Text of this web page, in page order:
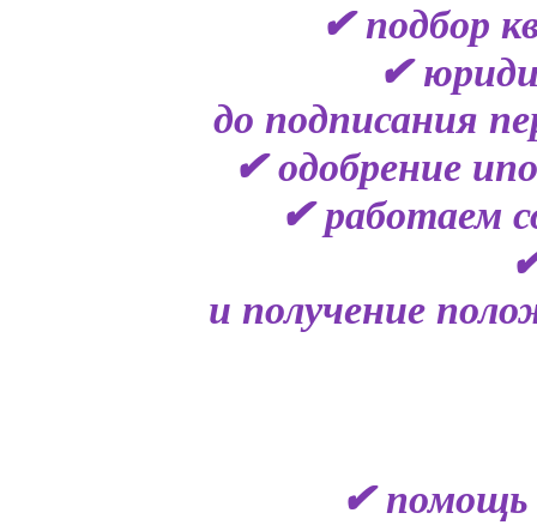
✔ подбор
✔
до подписания
✔ одобрение
✔ работаем
и получение
✔ помощь